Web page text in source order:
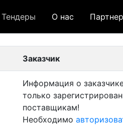
Тендеры О нас
Заказчик
Информация о
только
поставщикам!
Необходимо